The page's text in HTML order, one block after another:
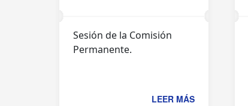
Sesión de la Comisión
Permanente.
LEER MÁS